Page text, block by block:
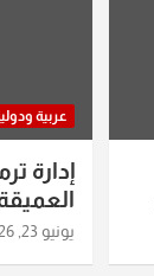
عربية
إدارة
يونيو 23, 2026